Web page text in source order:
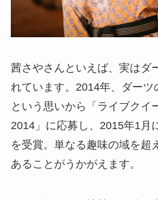
茜さやさんといえば、実はダ
れています。2014年、ダーツ
という思いから「ライブクイ
2014」に応募し、2015年1月
を受賞。単なる趣味の域を超
あることがうかがえます。